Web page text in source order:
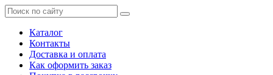
Каталог
Контакты
Доставка и оплата
Как оформить заказ